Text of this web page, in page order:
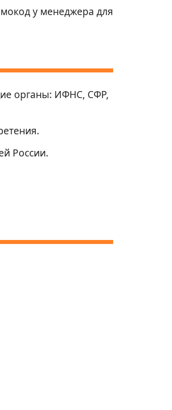
у менеджера для
органы: ИФНС, СФР,
России.